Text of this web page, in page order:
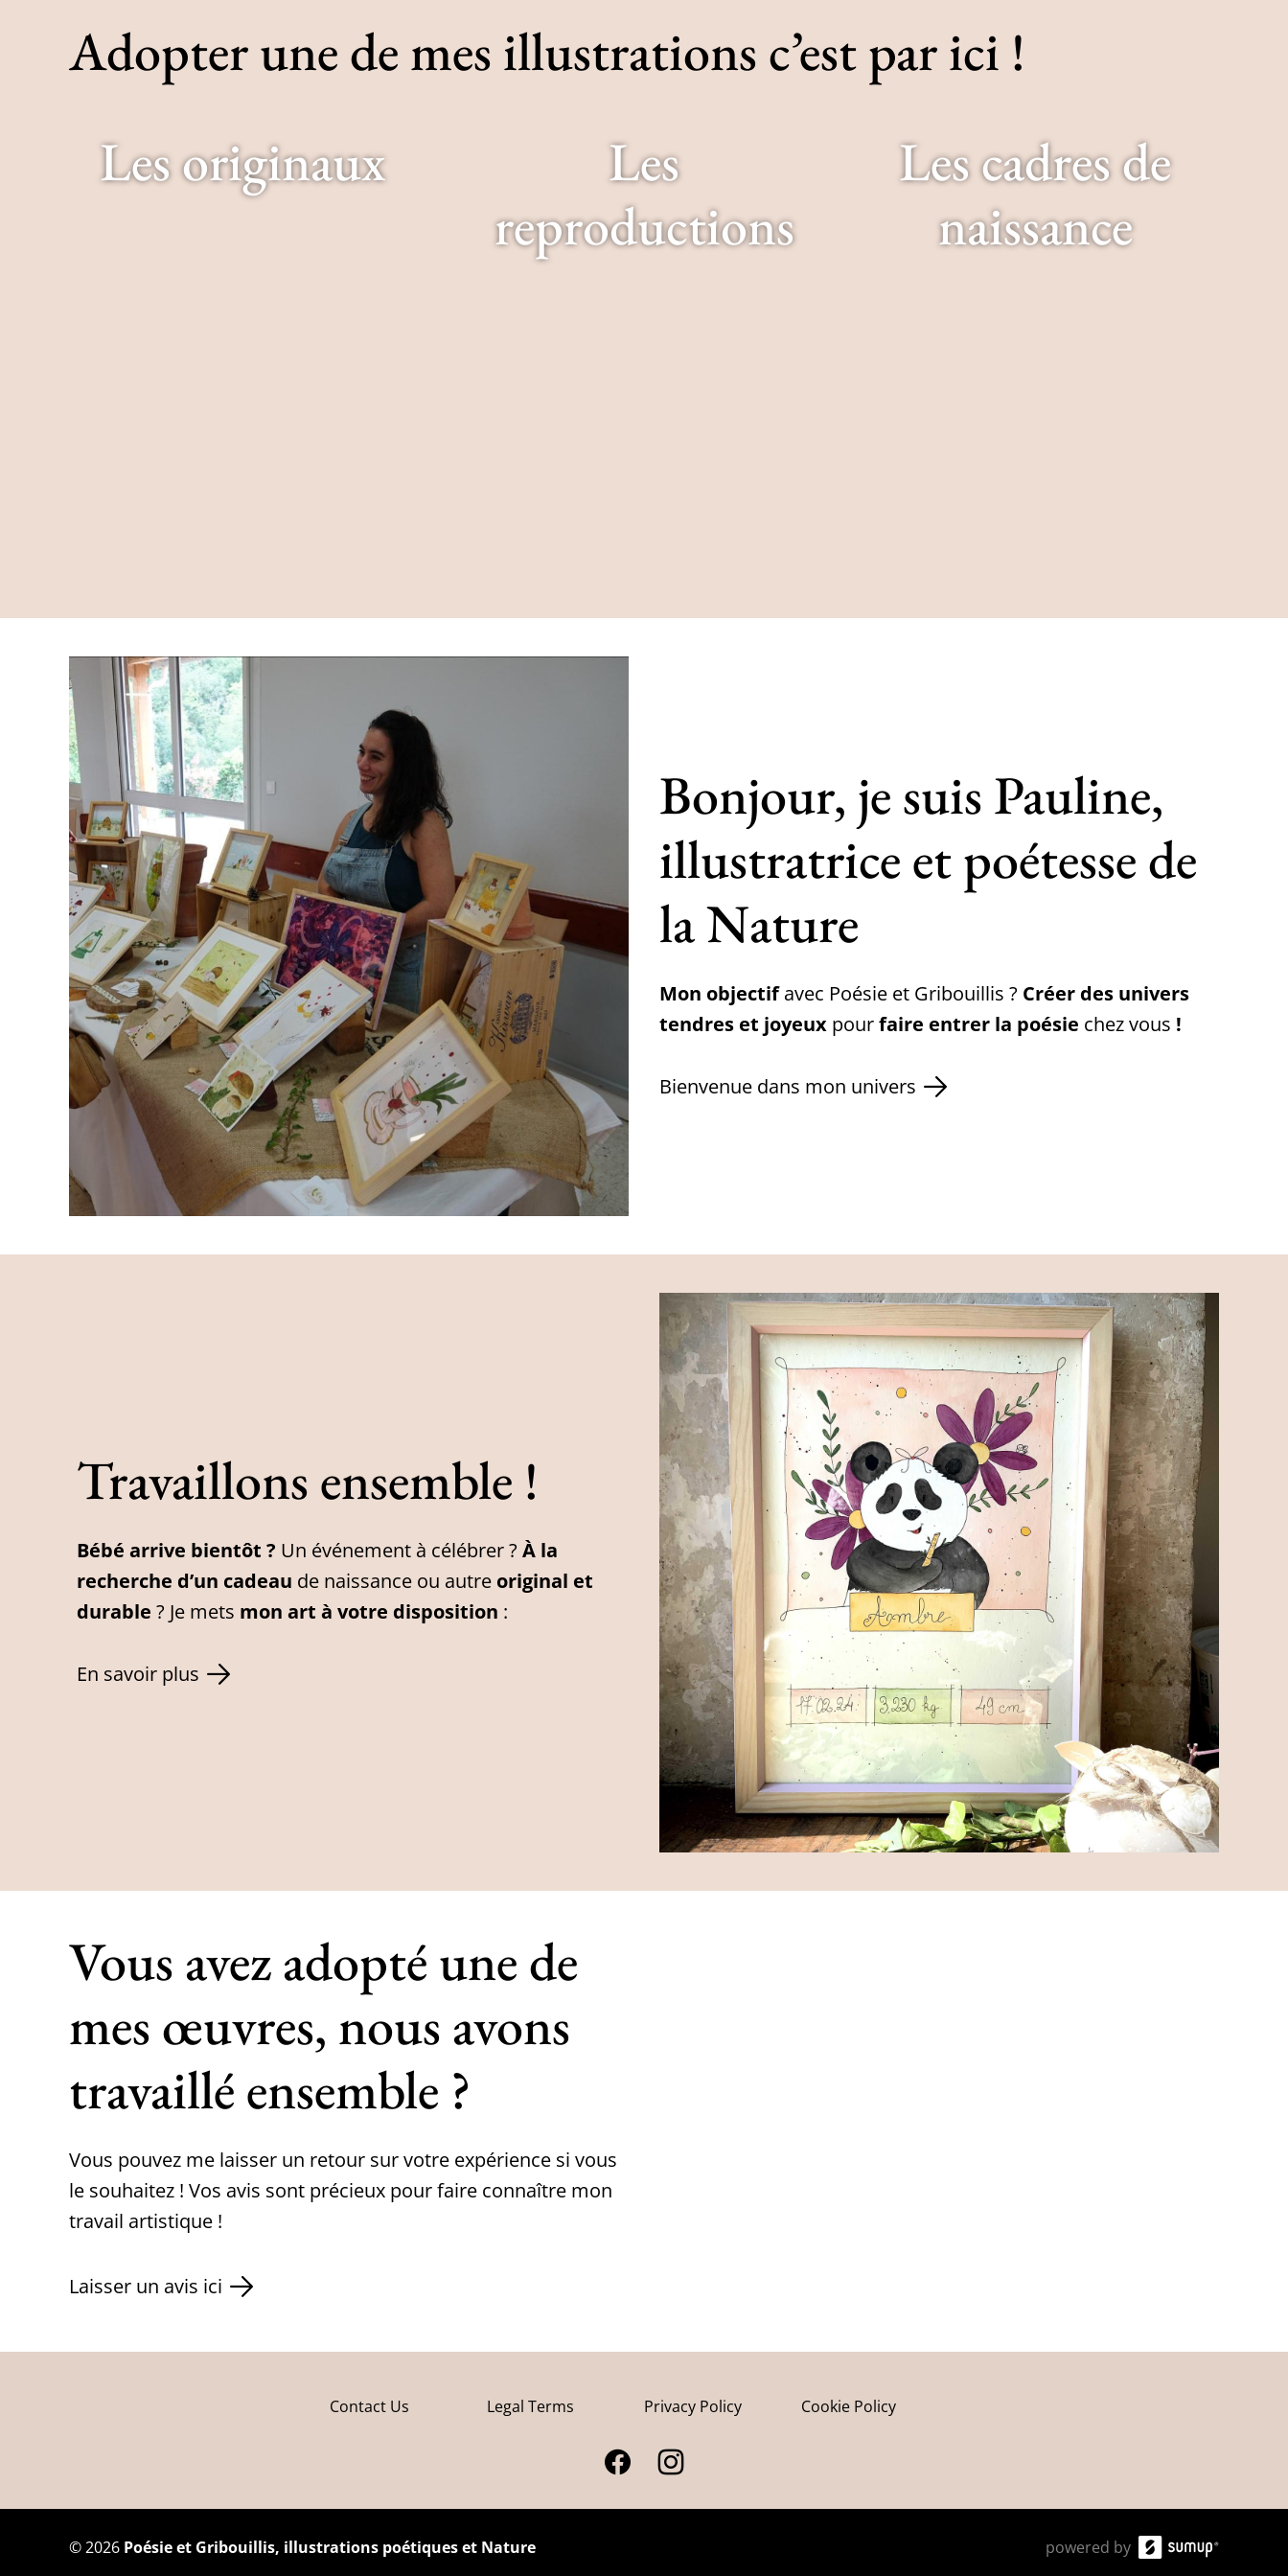
Adopter une de mes illustrations c’est par ici !
Les originaux
Les
reproductions
Les cadres de
naissance
Bonjour, je suis Pauline,
illustratrice et poétesse de
la Nature
Mon objectifavec Poésie et Gribouillis ? Créer des univers
tendres et joyeux pourfaire entrer la poésie chez vous !
Bienvenue dans mon univers
Travaillons ensemble !
Bébé arrive bientôt ? Un événement à célébrer ? À la
recherche d’un cadeau de naissance ou autre original et
durable ? Je mets mon art à votre disposition :
En savoir plus
Vous avez adopté une de
mes œuvres, nous avons
travaillé ensemble ?
Vous pouvez me laisser un retour sur votre expérience si vous
le souhaitez ! Vos avis sont précieux pour faire connaître mon
travail artistique !
Laisser un avis ici
Contact Us Legal Terms Privacy Policy Cookie Policy
©2026 Poésie et Gribouillis, illustrations poétiques et Nature powered by